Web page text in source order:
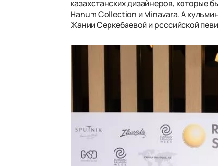
казахстанских дизайнеров, которые
Hanum Collection и Minavara. А
Жании Серкебаевой и российской